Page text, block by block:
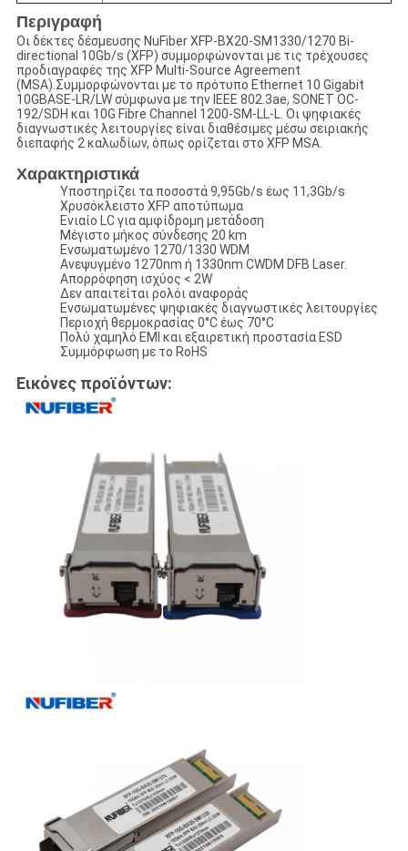
Περιγραφή
Οι δέκτες δέσμευσης NuFiber XFP-BX20-SM1330/1270 Bi-
directional 10Gb/s (XFP) συμμορφώνονται με τις τρέχουσες
προδιαγραφές της XFP Multi-Source Agreement
(MSA).Συμμορφώνονται με το πρότυπο Ethernet 10 Gigabit
10GBASE-LR/LW σύμφωνα με την IEEE 802.3ae, SONET OC-
192/SDH και 10G Fibre Channel 1200-SM-LL-L. Οι ψηφιακές
διαγνωστικές λειτουργίες είναι διαθέσιμες μέσω σειριακής
διεπαφής 2 καλωδίων, όπως ορίζεται στο XFP MSA.
Χαρακτηριστικά
Υποστηρίζει τα ποσοστά 9,95Gb/s έως 11,3Gb/s
Χρυσόκλειστο XFP αποτύπωμα
Ενιαίο LC για αμφίδρομη μετάδοση
Μέγιστο μήκος σύνδεσης 20 km
Ενσωματωμένο 1270/1330 WDM
Ανεψυγμένο 1270nm ή 1330nm CWDM DFB Laser.
Απορρόφηση ισχύος < 2W
Δεν απαιτείται ρολόι αναφοράς
Ενσωματωμένες ψηφιακές διαγνωστικές λειτουργίες
Περιοχή θερμοκρασίας 0°C έως 70°C
Πολύ χαμηλό EMI και εξαιρετική προστασία ESD
Συμμόρφωση με το RoHS
Εικόνες προϊόντων: